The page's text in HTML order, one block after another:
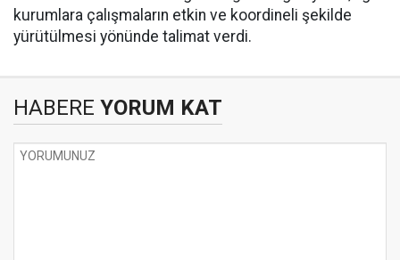
kurumlara çalışmaların etkin ve koordineli şekilde
yürütülmesi yönünde talimat verdi.
HABERE YORUM KAT